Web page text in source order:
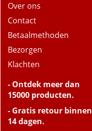
Over ons
Contact
Betaalmethoden
Bezorgen
Klachten
- Ontdek meer dan
15000 producten.
- Gratis retour binnen
14 dagen.